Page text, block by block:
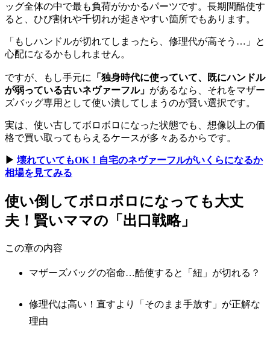
ッグ全体の中で最も負荷がかかるパーツです。長期間酷使す
ると、ひび割れや千切れが起きやすい箇所でもあります。
「もしハンドルが切れてしまったら、修理代が高そう…」と
心配になるかもしれません。
ですが、もし手元に
「独身時代に使っていて、既にハンドル
が弱っている古いネヴァーフル」 があるなら、それをマザー
ズバッグ専用として使い潰してしまうのが賢い選択です。
実は、使い古してボロボロになった状態でも、想像以上の価
格で買い取ってもらえるケースが多々あるからです。
▶ 壊れていてもOK！自宅のネヴァーフルがいくらになるか
相場を見てみる
使い倒してボロボロになっても大丈
夫！賢いママの「出口戦略」
この章の内容
マザーズバッグの宿命…酷使すると「紐」が切れる？
修理代は高い！直すより「そのまま手放す」が正解な
理由